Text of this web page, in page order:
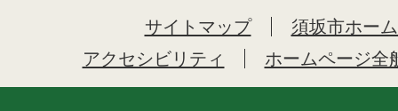
サイトマップ
須坂市ホー
アクセシビリティ
ホームページ全